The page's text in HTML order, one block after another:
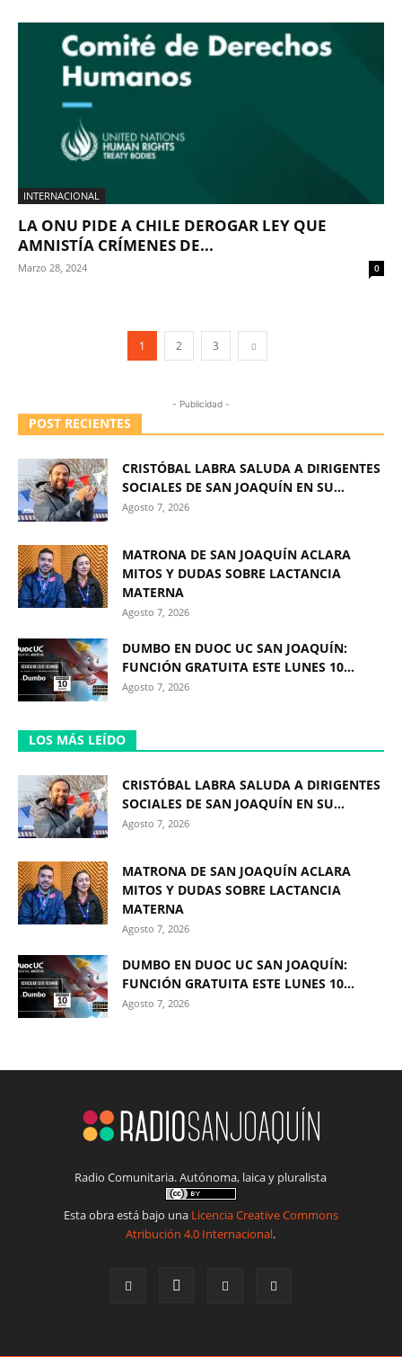
INTERNACIONAL
LA ONU PIDE A CHILE DEROGAR LEY QUE
AMNISTÍA CRÍMENES DE...
Marzo 28, 2024 0
1 2 3
- Publicidad -
POST RECIENTES
CRISTÓBAL LABRA SALUDA A DIRIGENTES
SOCIALES DE SAN JOAQUÍN EN SU...
Agosto 7, 2026
MATRONA DE SAN JOAQUÍN ACLARA
MITOS Y DUDAS SOBRE LACTANCIA
MATERNA
Agosto 7, 2026
DUMBO EN DUOC UC SAN JOAQUÍN:
FUNCIÓN GRATUITA ESTE LUNES 10...
Agosto 7, 2026
LOS MÁS LEÍDO
CRISTÓBAL LABRA SALUDA A DIRIGENTES
SOCIALES DE SAN JOAQUÍN EN SU...
Agosto 7, 2026
MATRONA DE SAN JOAQUÍN ACLARA
MITOS Y DUDAS SOBRE LACTANCIA
MATERNA
Agosto 7, 2026
DUMBO EN DUOC UC SAN JOAQUÍN:
FUNCIÓN GRATUITA ESTE LUNES 10...
Agosto 7, 2026
Radio Comunitaria. Autónoma, laica y pluralista
Esta obra está bajo una Licencia Creative Commons
Atribución 4.0 Internacional.